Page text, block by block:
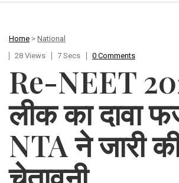
Home > National
28 Views
7 Secs 0 Comments
Re-NEET
लीक का दावा
NTA ने जारी